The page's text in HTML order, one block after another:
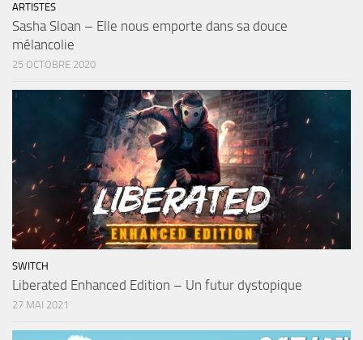
ARTISTES
Sasha Sloan – Elle nous emporte dans sa douce
mélancolie
25 OCTOBRE 2020
SWITCH
Liberated Enhanced Edition – Un futur dystopique
27 MAI 2021